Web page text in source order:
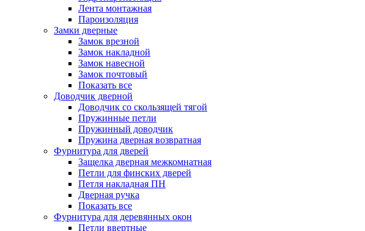
Лента монтажная
Пароизоляция
Замки дверные
Замок врезной
Замок накладной
Замок навесной
Замок почтовый
Показать все
Доводчик дверной
Доводчик со скользящей тягой
Пружинные петли
Пружинный доводчик
Пружина дверная возвратная
Фурнитура для дверей
Защелка дверная межкомнатная
Петли для финских дверей
Петля накладная ПН
Дверная ручка
Показать все
Фурнитура для деревянных окон
Петли ввертные